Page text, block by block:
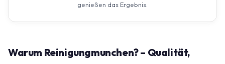
genießen das Ergebnis.
Warum Reinigungmunchen? – Qualität,